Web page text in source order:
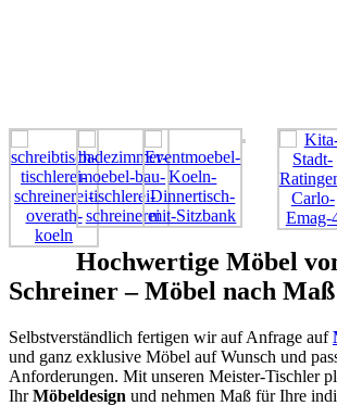
Hochwertige Möbel
Schreiner – Möbel nach Maß
Selbstverständlich fertigen wir auf Anfrage auf
und ganz exklusive Möbel auf Wunsch und
Anforderungen. Mit unseren Meister-Tischler
IhrMöbeldesign und nehmen Maß für Ihre